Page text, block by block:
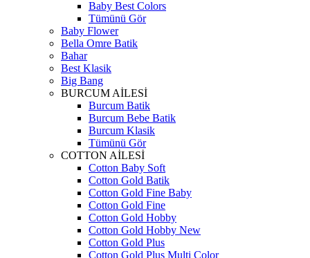
Baby Best Colors
Tümünü Gör
Baby Flower
Bella Omre Batik
Bahar
Best Klasik
Big Bang
BURCUM AİLESİ
Burcum Batik
Burcum Bebe Batik
Burcum Klasik
Tümünü Gör
COTTON AİLESİ
Cotton Baby Soft
Cotton Gold Batik
Cotton Gold Fine Baby
Cotton Gold Fine
Cotton Gold Hobby
Cotton Gold Hobby New
Cotton Gold Plus
Cotton Gold Plus Multi Color